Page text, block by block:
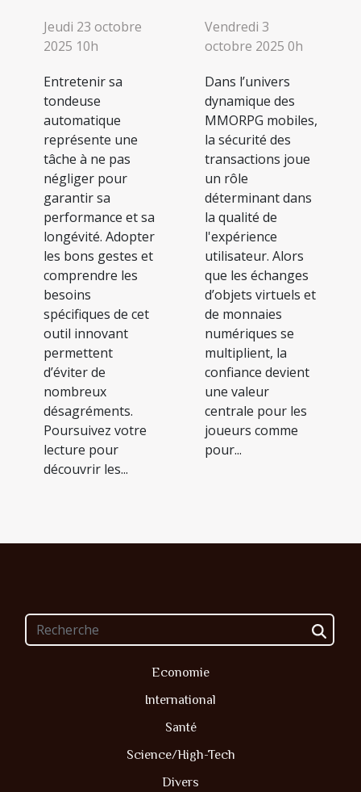
Jeudi 23 octobre
2025 10h
Entretenir sa
tondeuse
automatique
représente une
tâche à ne pas
négliger pour
garantir sa
performance et sa
longévité. Adopter
les bons gestes et
comprendre les
besoins
spécifiques de cet
outil innovant
permettent
d’éviter de
nombreux
désagréments.
Poursuivez votre
lecture pour
découvrir les...
Vendredi 3
octobre 2025 0h
Dans l’univers
dynamique des
MMORPG mobiles,
la sécurité des
transactions joue
un rôle
déterminant dans
la qualité de
l'expérience
utilisateur. Alors
que les échanges
d’objets virtuels et
de monnaies
numériques se
multiplient, la
confiance devient
une valeur
centrale pour les
joueurs comme
pour...
Economie
International
Santé
Science/High-Tech
Divers